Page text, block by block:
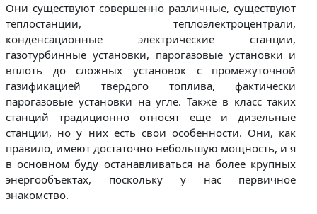
Они существуют совершенно различные, существуют
теплостанции, теплоэлектроцентрали,
конденсационные электрические станции,
газотурбинные установки, парогазовые установки и
вплоть до сложных установок с промежуточной
газификацией твердого топлива, фактически
парогазовые установки на угле. Также в класс таких
станций традиционно относят еще и дизельные
станции, но у них есть свои особенности. Они, как
правило, имеют достаточно небольшую мощность, и я
в основном буду останавливаться на более крупных
энергообъектах, поскольку у нас первичное
знакомство.